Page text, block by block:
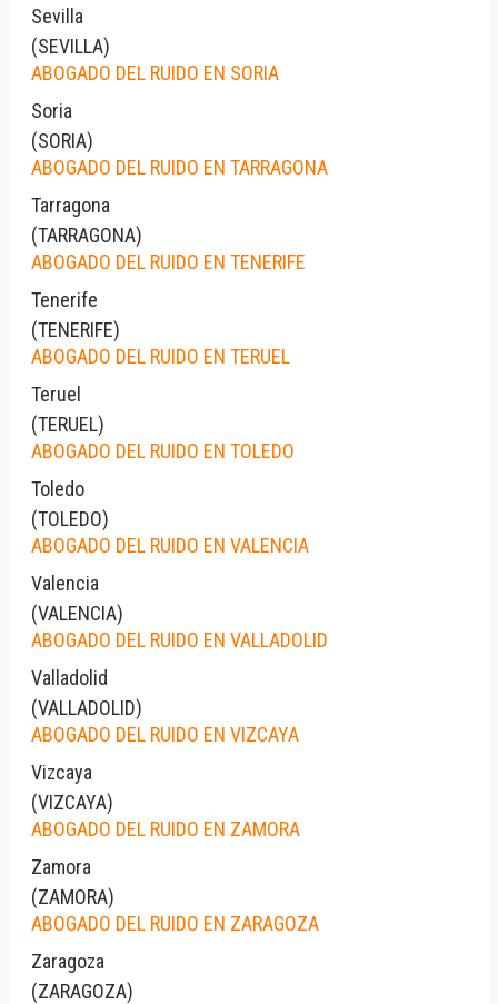
Sevilla
(SEVILLA)
ABOGADO DEL RUIDO EN SORIA
Soria
(SORIA)
ABOGADO DEL RUIDO EN TARRAGONA
Tarragona
(TARRAGONA)
ABOGADO DEL RUIDO EN TENERIFE
Tenerife
(TENERIFE)
ABOGADO DEL RUIDO EN TERUEL
Teruel
(TERUEL)
ABOGADO DEL RUIDO EN TOLEDO
Toledo
(TOLEDO)
ABOGADO DEL RUIDO EN VALENCIA
Valencia
(VALENCIA)
ABOGADO DEL RUIDO EN VALLADOLID
Valladolid
(VALLADOLID)
ABOGADO DEL RUIDO EN VIZCAYA
Vizcaya
(VIZCAYA)
ABOGADO DEL RUIDO EN ZAMORA
Zamora
(ZAMORA)
ABOGADO DEL RUIDO EN ZARAGOZA
Zaragoza
(ZARAGOZA)